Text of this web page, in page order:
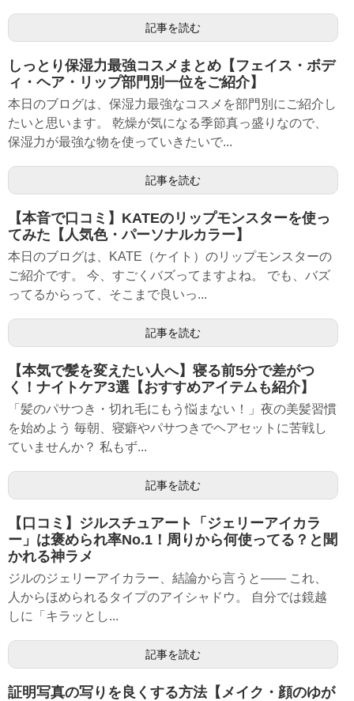
記事を読む
しっとり保湿力最強コスメまとめ【フェイス・ボデ
ィ・ヘア・リップ部門別一位をご紹介】
本日のブログは、保湿力最強なコスメを部門別にご紹介し
たいと思います。 乾燥が気になる季節真っ盛りなので、
保湿力が最強な物を使っていきたいで...
記事を読む
【本音で口コミ】KATEのリップモンスターを使っ
てみた【人気色・パーソナルカラー】
本日のブログは、KATE（ケイト）のリップモンスターの
ご紹介です。 今、すごくバズってますよね。 でも、バズ
ってるからって、そこまで良いっ...
記事を読む
【本気で髪を変えたい人へ】寝る前5分で差がつ
く！ナイトケア3選【おすすめアイテムも紹介】
「髪のパサつき・切れ毛にもう悩まない！」夜の美髪習慣
を始めよう 毎朝、寝癖やパサつきでヘアセットに苦戦し
ていませんか？ 私もず...
記事を読む
【口コミ】ジルスチュアート「ジェリーアイカラ
ー」は褒められ率No.1！周りから何使ってる？と聞
かれる神ラメ
ジルのジェリーアイカラー、結論から言うと—— これ、
人からほめられるタイプのアイシャドウ。 自分では鏡越
しに「キラッとし...
記事を読む
証明写真の写りを良くする方法【メイク・顔のゆが